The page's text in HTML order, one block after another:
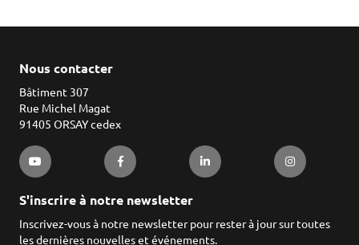
Nous contacter
Bâtiment 307
Rue Michel Magat
91405 ORSAY cedex
S'inscrire à notre newsletter
Inscrivez-vous à notre newsletter pour rester à jour sur toutes
les dernières nouvelles et événements.